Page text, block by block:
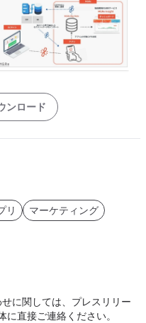
ンロード
リ マーケティング
に関しては、プレスリリー
に直接ご連絡ください。